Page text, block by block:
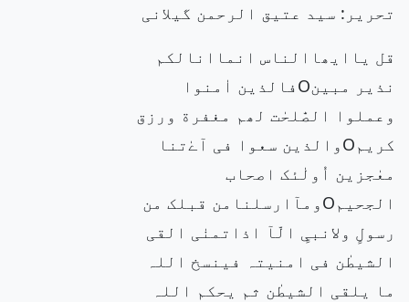
تحریر: سید عتیق الرحمن گیلانی
قل یاایھاالناس انماانالکم
نذیر مبینOفالذین اٰمنوا
وعملوا الصّٰلحٰت لھم مغفرة ورزق
کریمOوالذین سعوا فی آےٰتنا
معٰجزین اُولٰئک اصحاب
الجحیمOومآارسلنامن قبلک من
رسولٍ ولانبیٍ الّآ اذاتمنٰی القی
الشیطٰن فی امنیتہ فینسخ اللہ
ما یلقی الشیطٰن ثم یحکم اللہ